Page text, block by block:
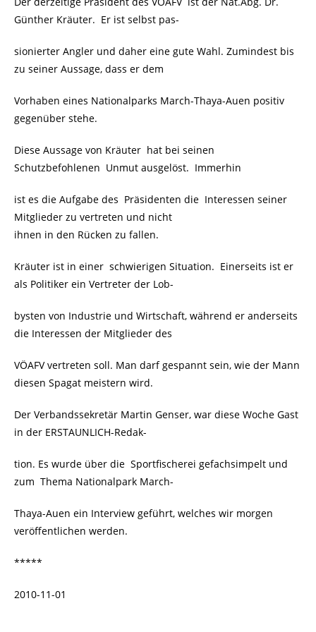
Günther Kräuter. Er ist selbst pas-
sionierter Angler und daher eine gute Wahl. Zumindest bis
zu seiner Aussage, dass er dem
Vorhaben eines Nationalparks March-Thaya-Auen positiv
gegenüber stehe.
Diese Aussage von Kräuter hat bei seinen
Schutzbefohlenen Unmut ausgelöst. Immerhin
ist es die Aufgabe des Präsidenten die Interessen seiner
Mitglieder zu vertreten und nicht
ihnen in den Rücken zu fallen.
Kräuter ist in einer schwierigen Situation. Einerseits ist er
als Politiker ein Vertreter der Lob-
bysten von Industrie und Wirtschaft, während er anderseits
die Interessen der Mitglieder des
VÖAFV vertreten soll. Man darf gespannt sein, wie der Mann
diesen Spagat meistern wird.
Der Verbandssekretär Martin Genser, war diese Woche Gast
in der ERSTAUNLICH-Redak-
tion. Es wurde über die Sportfischerei gefachsimpelt und
zum Thema Nationalpark March-
Thaya-Auen ein Interview geführt, welches wir morgen
veröffentlichen werden.
*****
2010-11-01